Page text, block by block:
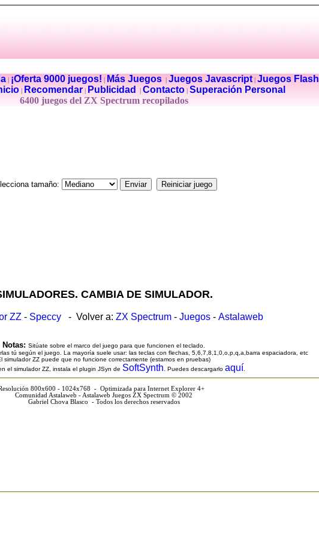
| ¡Oferta 9000 juegos! Más Juegos| Juegos Javascript| Juegos Flash
Recomendar Publicidad Contacto Superación Personal
6400 juegos del ZX Spectrum recopilados
tamaño:
CAMBIA DE SIMULADOR.
ZZ - Speccy - Volver a: ZX Spectrum - Juegos - Astalaweb
Notas: Sitúate sobre el marco del juego para que funcionen el teclado.
tú según el juego. La mayoría suele usar: las teclas con flechas, 5,6,7,8,1,0,o,p,q,a,barra espaciadora, etc
simulador ZZ puede que no funcione correctamente (estamos en pruebas)
el simulador ZZ, instala el plugin JSyn de SoftSynth . Puedes descargarlo aquí
800x600 - 1024x768 - Optimizada para Internet Explorer 4+
Comunidad Astalaweb - Astalaweb Juegos ZX Spectrum © 2002
Gabriel Chova Blasco - Todos los derechos reservados